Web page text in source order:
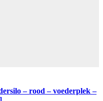
– rood – voederplek –